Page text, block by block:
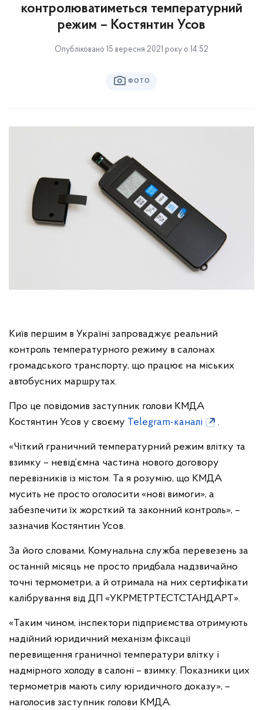
контролюватиметься температурний
режим – Костянтин Усов
Опубліковано 15 вересня 2021 року о 14:52
ФОТО
Київ першим в Україні запроваджує реальний
контроль температурного режиму в салонах
громадського транспорту, що працює на міських
автобусних маршрутах.
Про це повідомив заступник голови КМДА
Костянтин Усов у своєму Telegram-каналі .
«Чіткий граничний температурний режим влітку та
взимку – невід’ємна частина нового договору
перевізників із містом. Та я розумію, що КМДА
мусить не просто оголосити «нові вимоги», а
забезпечити їх жорсткий та законний контроль», –
зазначив Костянтин Усов.
За його словами, Комунальна служба перевезень за
останній місяць не просто придбала надзвичайно
точні термометри, а й отримала на них сертифікати
калібрування від ДП «УКРМЕТРТЕСТСТАНДАРТ».
«Таким чином, інспектори підприємства отримують
надійний юридичний механізм фіксації
перевищення граничної температури влітку і
надмірного холоду в салоні – взимку. Показники цих
термометрів мають силу юридичного доказу», –
наголосив заступник голови КМДА.